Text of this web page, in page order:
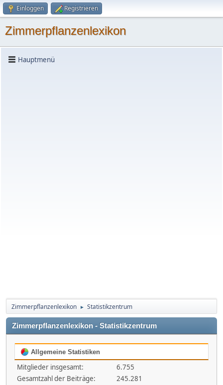
Einloggen Registrieren
Zimmerpflanzenlexikon
Hauptmenü
Zimmerpflanzenlexikon ► Statistikzentrum
Zimmerpflanzenlexikon - Statistikzentrum
Allgemeine Statistiken
Mitglieder insgesamt:
6.755
Gesamtzahl der Beiträge:
245.281